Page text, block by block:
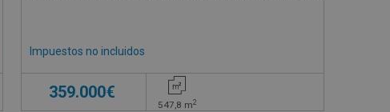
Impuestos no incluidos
359.000€
547,8 m2